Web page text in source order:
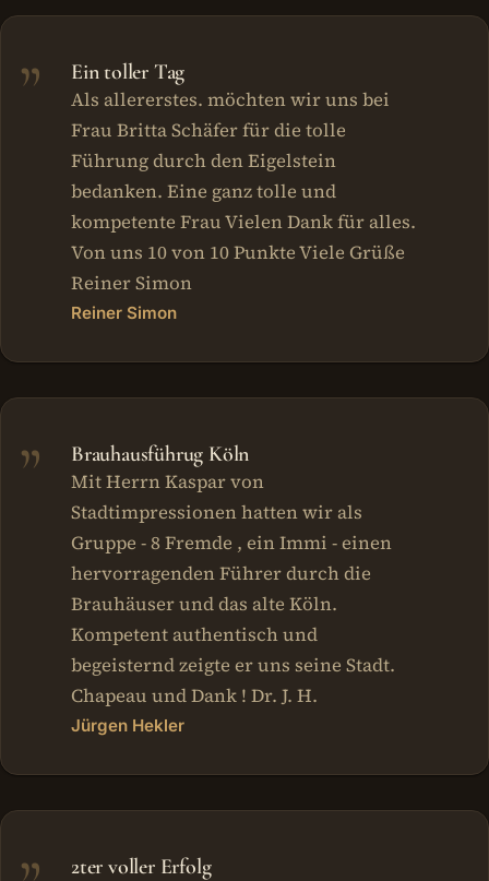
Ein toller Tag
Als allererstes. möchten wir uns bei
Frau Britta Schäfer für die tolle
Führung durch den Eigelstein
bedanken. Eine ganz tolle und
kompetente Frau Vielen Dank für alles.
Von uns 10 von 10 Punkte Viele Grüße
Reiner Simon
Reiner Simon
Brauhausführug Köln
Mit Herrn Kaspar von
Stadtimpressionen hatten wir als
Gruppe - 8 Fremde , ein Immi - einen
hervorragenden Führer durch die
Brauhäuser und das alte Köln.
Kompetent authentisch und
begeisternd zeigte er uns seine Stadt.
Chapeau und Dank ! Dr. J. H.
Jürgen Hekler
2ter voller Erfolg